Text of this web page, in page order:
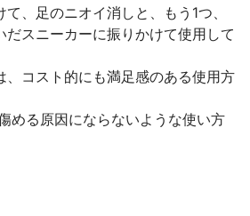
、足のニオイ消しと、もう1つ、
だスニーカーに振りかけて使用して
、コスト的にも満足感のある使用方
める原因にならないような使い方